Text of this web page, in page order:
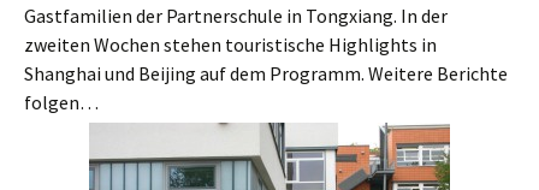
Gastfamilien der Partnerschule in Tongxiang. In der
zweiten Wochen stehen touristische Highlights in
Shanghai und Beijing auf dem Programm. Weitere Berichte
folgen…